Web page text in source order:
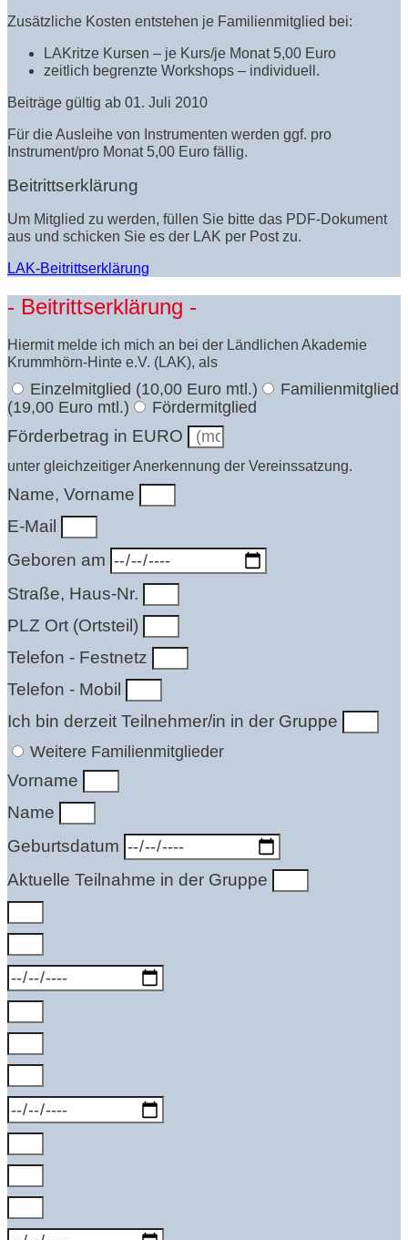
Zusätzliche Kosten entstehen je Familienmitglied bei:
LAKritze Kursen – je Kurs/je Monat 5,00 Euro
zeitlich begrenzte Workshops – individuell.
Beiträge gültig ab 01. Juli 2010
Für die Ausleihe von Instrumenten werden ggf. pro
Instrument/pro Monat 5,00 Euro fällig.
Beitrittserklärung
Um Mitglied zu werden, füllen Sie bitte das PDF-Dokument
aus und schicken Sie es der LAK per Post zu.
LAK-Beitrittserklärung
- Beitrittserklärung -
Hiermit melde ich mich an bei der Ländlichen Akademie
Krummhörn-Hinte e.V. (LAK), als
Einzelmitglied (10,00 Euro mtl.)
Familienmitglied
(19,00 Euro mtl.)
Fördermitglied
Förderbetrag in EURO
unter gleichzeitiger Anerkennung der Vereinssatzung.
Name, Vorname
E-Mail
Geboren am
Straße, Haus-Nr.
PLZ Ort (Ortsteil)
Telefon - Festnetz
Telefon - Mobil
Ich bin derzeit Teilnehmer/in in der Gruppe
Weitere Familienmitglieder
Vorname
Name
Geburtsdatum
Aktuelle Teilnahme in der Gruppe